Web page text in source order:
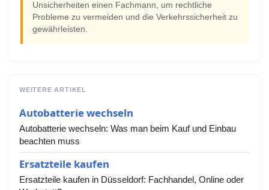
Unsicherheiten einen Fachmann, um rechtliche
Probleme zu vermeiden und die Verkehrssicherheit zu
gewährleisten.
WEITERE ARTIKEL
Autobatterie wechseln
Autobatterie wechseln: Was man beim Kauf und Einbau
beachten muss
Ersatzteile kaufen
Ersatzteile kaufen in Düsseldorf: Fachhandel, Online oder